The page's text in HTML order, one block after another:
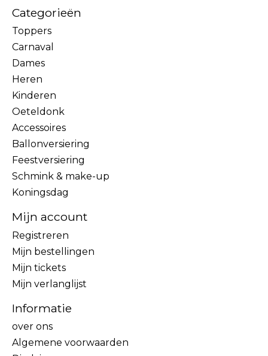
Categorieën
Toppers
Carnaval
Dames
Heren
Kinderen
Oeteldonk
Accessoires
Ballonversiering
Feestversiering
Schmink & make-up
Koningsdag
Mijn account
Registreren
Mijn bestellingen
Mijn tickets
Mijn verlanglijst
Informatie
over ons
Algemene voorwaarden